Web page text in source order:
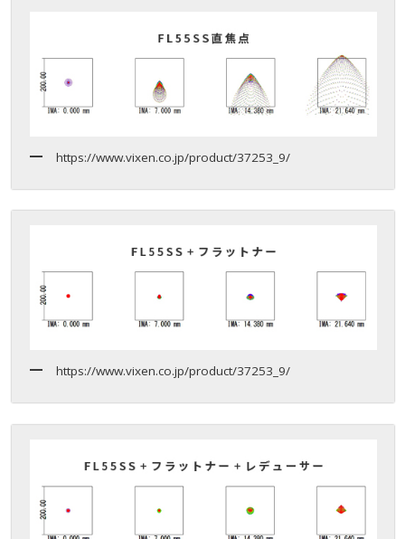
https://www.vixen.co.jp/product/37253_9/
https://www.vixen.co.jp/product/37253_9/